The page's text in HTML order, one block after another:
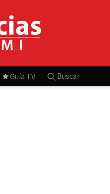
Guía TV Buscar